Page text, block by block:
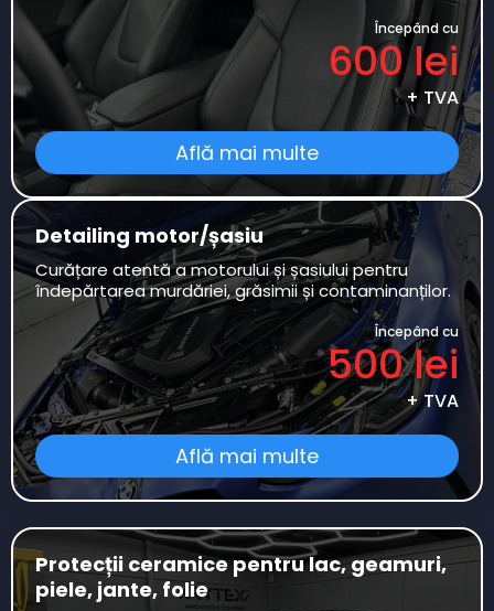
Începând cu
600 lei
+ TVA
Află mai multe
Detailing motor/șasiu
Curățare atentă a motorului și șasiului pentru
îndepărtarea murdăriei, grăsimii și contaminanților.
Începând cu
500 lei
+ TVA
Află mai multe
Protecții ceramice pentru lac, geamuri,
piele, jante, folie